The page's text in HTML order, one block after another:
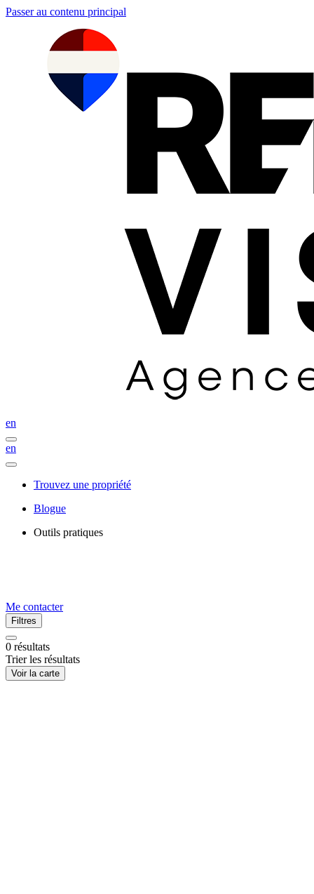
Passer au contenu principal
en
en
Trouvez une propriété
Blogue
Outils pratiques
Me contacter
Filtres
0 résultats
Trier les résultats
Voir la carte